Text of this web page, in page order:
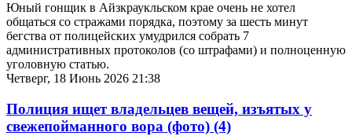
Юный гонщик в Айзкраукльском крае очень не хотел
общаться со стражами порядка, поэтому за шесть минут
бегства от полицейских умудрился собрать 7
административных протоколов (со штрафами) и полноценную
уголовную статью.
Четверг, 18 Июнь 2026 21:38
Полиция ищет владельцев вещей, изъятых у
свежепойманного вора (фото) (4)